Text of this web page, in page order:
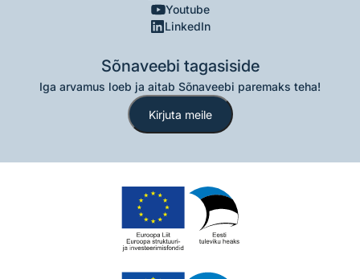
Youtube
LinkedIn
Sõnaveebi tagasiside
Iga arvamus loeb ja aitab Sõnaveebi paremaks teha!
Kirjuta meile